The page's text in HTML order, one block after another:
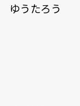
ゆうたろう